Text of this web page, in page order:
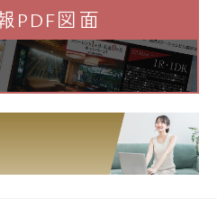
PDF図面